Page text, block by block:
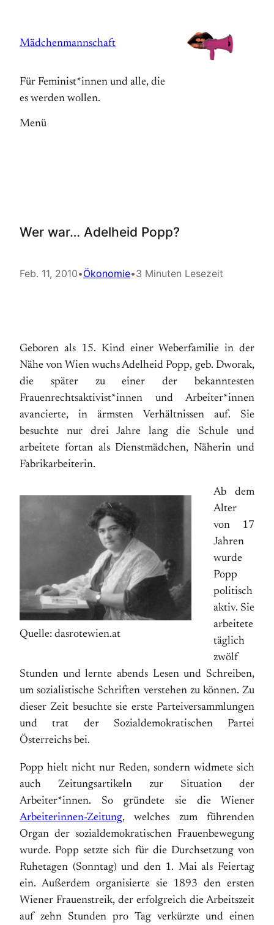
springen
Mädchenmannschaft
Für Feminist*innen und alle, die
es werden wollen.
Menü
Wer war… Adelheid Popp?
Feb. 11, 2010•Ökonomie•3 Minuten Lesezeit
Geboren als 15. Kind einer Weberfamilie in der
Nähe von Wien wuchs Adelheid Popp, geb. Dworak,
die später zu einer der bekanntesten
Frauenrechtsaktivist*innen und Arbeiter*innen
avancierte, in ärmsten Verhältnissen auf. Sie
besuchte nur drei Jahre lang die Schule und
arbeitete fortan als Dienstmädchen, Näherin und
Fabrikarbeiterin.
Quelle: dasrotewien.at
Ab dem
Alter
von 17
Jahren
wurde
Popp
politisch
aktiv. Sie
arbeitete
täglich
zwölf
Stunden und lernte abends Lesen und Schreiben,
um sozialistische Schriften verstehen zu können. Zu
dieser Zeit besuchte sie erste Parteiversammlungen
und trat der Sozialdemokratischen Partei
Österreichs bei.
Popp hielt nicht nur Reden, sondern widmete sich
auch Zeitungsartikeln zur Situation der
Arbeiter*innen. So gründete sie die Wiener
Arbeiterinnen-Zeitung, welches zum führenden
Organ der sozialdemokratischen Frauenbewegung
wurde. Popp setzte sich für die Durchsetzung von
Ruhetagen (Sonntag) und den 1. Mai als Feiertag
ein. Außerdem organisierte sie 1893 den ersten
Wiener Frauenstreik, der erfolgreich die Arbeitszeit
auf zehn Stunden pro Tag verkürzte und einen